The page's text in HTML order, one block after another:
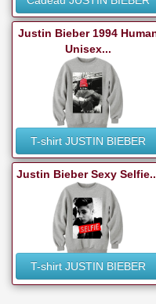
Justin Bieber 1994
Unisex...
T-shirt JUSTIN BIEBER
Justin Bieber Sexy
T-shirt JUSTIN BIEBER